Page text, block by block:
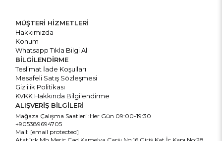
MÜŞTERİ HİZMETLERİ
Hakkımızda
Konum
Whatsapp Tıkla Bilgi Al
BİLGİLENDİRME
Teslimat İade Koşulları
Mesafeli Satış Sözleşmesi
Gizlilik Politikası
KVKK Hakkında Bilgilendirme
ALIŞVERİŞ BİLGİLERİ
Mağaza Çalışma Saatleri :Her Gün 09:00-19:30
+905389694705
Mail: [email protected]